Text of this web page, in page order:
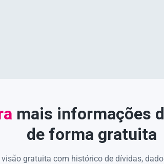
mais informações
de forma gratuita
visão gratuita com histórico de dívidas,